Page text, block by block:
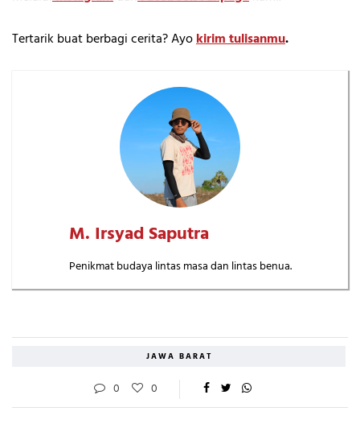
Tertarik buat berbagi cerita? Ayokirim tulisanmu.
M. Irsyad Saputra
Penikmat budaya lintas masa dan lintas benua.
JAWA BARAT
0 0